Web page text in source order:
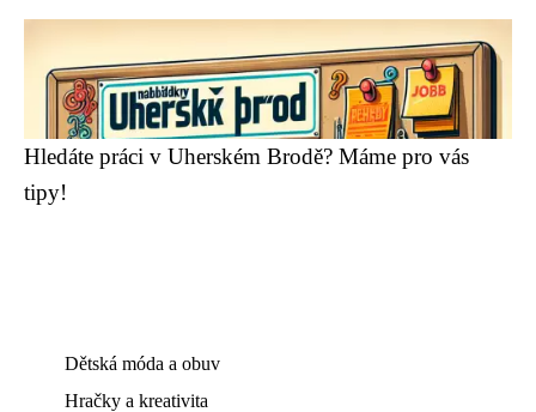
Hledáte práci v Uherském Brodě? Máme pro vás
tipy!
Dětská móda a obuv
Hračky a kreativita